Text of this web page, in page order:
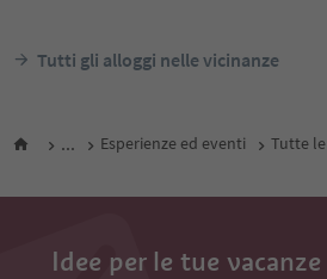
Tutti gli alloggi nelle vicinanze
... Esperienze ed eventi Tutte
Idee per le tue